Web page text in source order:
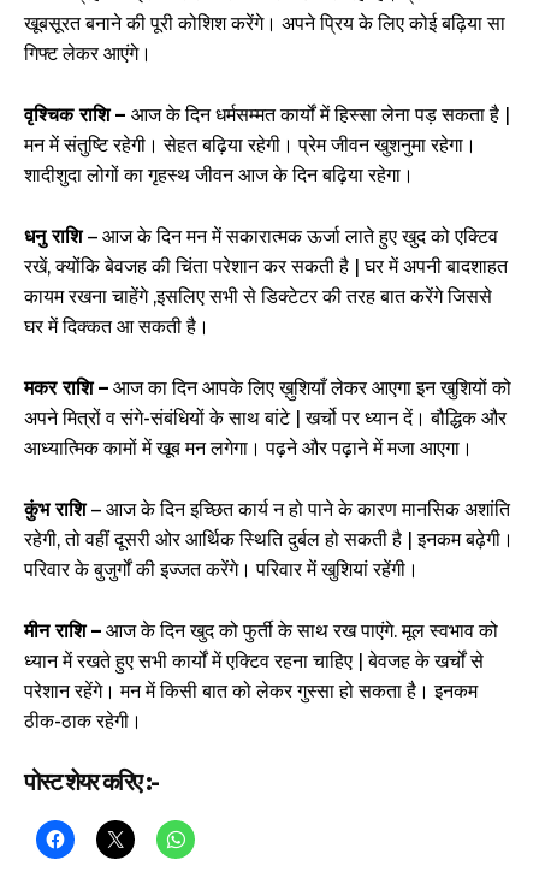
खूबसूरत बनाने की पूरी कोशिश करेंगे। अपने प्रिय के लिए कोई बढ़िया सा
गिफ्ट लेकर आएंगे।
वृश्चिक राशि – आज के दिन धर्मसम्मत कार्यों में हिस्सा लेना पड़ सकता है |
मन में संतुष्टि रहेगी। सेहत बढ़िया रहेगी। प्रेम जीवन खुशनुमा रहेगा।
शादीशुदा लोगों का गृहस्थ जीवन आज के दिन बढ़िया रहेगा।
धनु राशि– आज के दिन मन में सकारात्मक ऊर्जा लाते हुए खुद को एक्टिव
रखें, क्योंकि बेवजह की चिंता परेशान कर सकती है | घर में अपनी बादशाहत
कायम रखना चाहेंगे ,इसलिए सभी से डिक्टेटर की तरह बात करेंगे जिससे
घर में दिक्कत आ सकती है।
मकर राशि – आज का दिन आपके लिए ख़ुशियाँ लेकर आएगा इन खुशियों को
अपने मित्रों व संगे-संबंधियों के साथ बांटे | खर्चो पर ध्यान दें। बौद्धिक और
आध्यात्मिक कामों में खूब मन लगेगा। पढ़ने और पढ़ाने में मजा आएगा।
कुंभ राशि– आज के दिन इच्छित कार्य न हो पाने के कारण मानसिक अशांति
रहेगी, तो वहीं दूसरी ओर आर्थिक स्थिति दुर्बल हो सकती है | इनकम बढ़ेगी।
परिवार के बुजुर्गों की इज्जत करेंगे। परिवार में खुशियां रहेंगी।
मीन राशि – आज के दिन खुद को फुर्ती के साथ रख पाएंगे. मूल स्वभाव को
ध्यान में रखते हुए सभी कार्यों में एक्टिव रहना चाहिए | बेवजह के खर्चों से
परेशान रहेंगे। मन में किसी बात को लेकर गुस्सा हो सकता है। इनकम
ठीक-ठाक रहेगी।
पोस्ट शेयर करिए :-